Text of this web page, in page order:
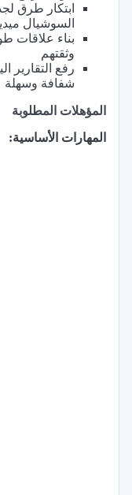
ابتكار طرق
السوشيال
بناء علاقات
وثقتهم
رفع التقارير
شفافة وسهلة
المؤهلات المطلوبة
المهارات الأساسية: